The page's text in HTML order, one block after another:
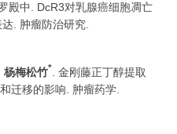
殿中. DcR3对乳腺癌细胞凋亡
. 肿瘤防治研究.
杨梅松竹*
金刚藤正丁醇提取
迁移的影响 肿瘤药学